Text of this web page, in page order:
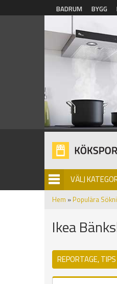
Hoppa till huvudinnehåll
BADRUM BYGG
VÄLJ
Hem » Populära
Ikea
REPORTAGE,